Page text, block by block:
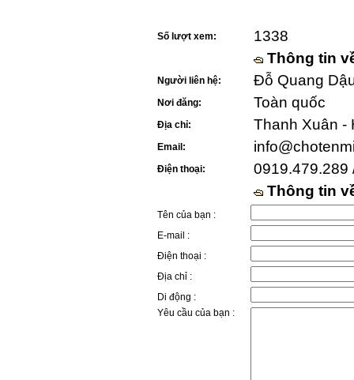
Số lượt xem:
1338
Thông tin
Người liên hệ: Đỗ Quang
Nơi đăng: Toàn quốc
Địa chỉ: Thanh Xuân -
Email:
Điện thoại:
0919.479.289
Thông tin
Tên của bạn :
E-mail :
Điện thoại :
Địa chỉ :
Di động :
Yêu cầu của bạn :